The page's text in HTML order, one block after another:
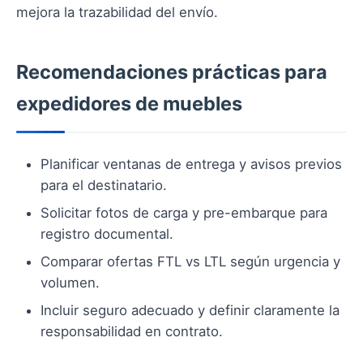
mejora la trazabilidad del envío.
Recomendaciones prácticas para
expedidores de muebles
Planificar ventanas de entrega y avisos previos
para el destinatario.
Solicitar fotos de carga y pre-embarque para
registro documental.
Comparar ofertas FTL vs LTL según urgencia y
volumen.
Incluir seguro adecuado y definir claramente la
responsabilidad en contrato.